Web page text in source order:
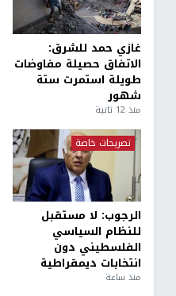
غازي حمد للشرق:
الاتفاق حصيلة مفاوضات
طويلة استمرت ستة
شهور
منذ 12 ثانية
تصريحات خاصة
الرجوب: لا مستقبل
للنظام السياسي
الفلسطيني دون
انتخابات ديمقراطية
منذ ساعة